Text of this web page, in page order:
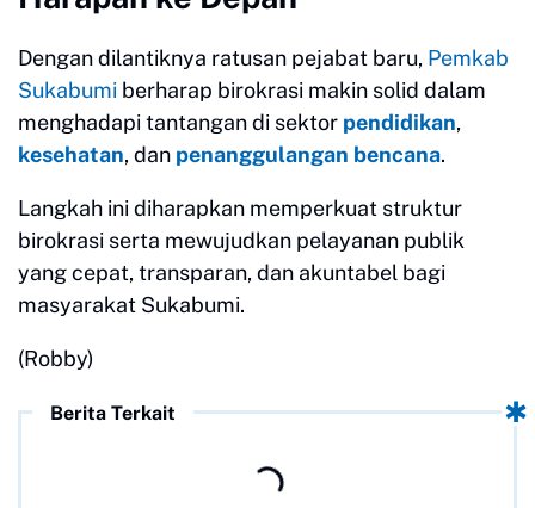
Dengan dilantiknya ratusan pejabat baru, Pemkab
Sukabumi berharap birokrasi makin solid dalam
menghadapi tantangan di sektor pendidikan,
kesehatan, dan penanggulangan bencana.
Langkah ini diharapkan memperkuat struktur
birokrasi serta mewujudkan pelayanan publik
yang cepat, transparan, dan akuntabel bagi
masyarakat Sukabumi.
(Robby)
Berita Terkait